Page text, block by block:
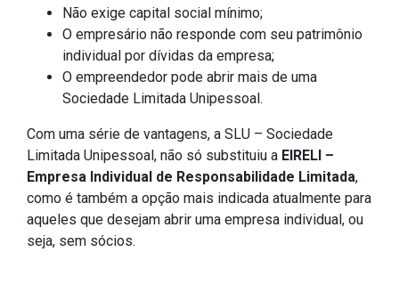
Não exige capital social mínimo;
O empresário não responde com seu patrimônio
individual por dívidas da empresa;
O empreendedor pode abrir mais de uma
Sociedade Limitada Unipessoal.
Com uma série de vantagens, a SLU – Sociedade
Limitada Unipessoal, não só substituiu a EIRELI –
Empresa Individual de Responsabilidade Limitada,
como é também a opção mais indicada atualmente para
aqueles que desejam abrir uma empresa individual, ou
seja, sem sócios.